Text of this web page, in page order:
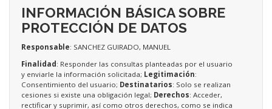
INFORMACIÓN BÁSICA SOBRE
PROTECCIÓN DE DATOS
Responsable: SANCHEZ GUIRADO, MANUEL
Finalidad : Responder las consultas planteadas por el usuario
y enviarle la información solicitada; Legitimación:
Consentimiento del usuario; Destinatarios: Solo se realizan
cesiones si existe una obligación legal; Derechos: Acceder,
rectificar y suprimir, así como otros derechos, como se indica